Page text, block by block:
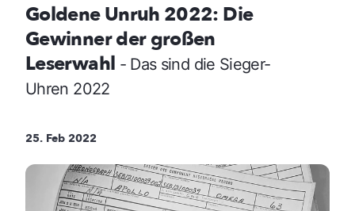
Goldene Unruh 2022: Die
Gewinner der großen
Leserwahl - Das sind die Sieger-
Uhren 2022
25. Feb 2022